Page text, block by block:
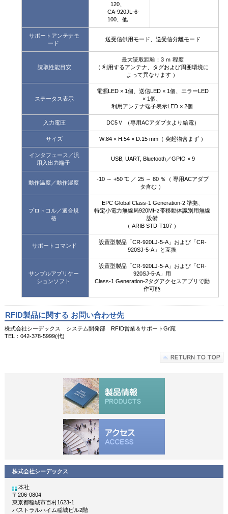
120、
CA-920JL-6-
100、他
サポートアンテナモ
ード
送受信供用モード、送受信分離モード
読取性能目安
最大読取距離：3 ｍ 程度
（ 利用するアンテナ、タグおよび周囲環境に
よって異なります ）
ステータス表示
電源LED × 1個、送信LED × 1個、エラーLED
× 1個、
利用アンテナ端子表示LED × 2個
入力電圧 DC5Ｖ （専用ACアダプタより給電）
サイズ W:84 × H:54 × D:15 mm（ 突起物含まず ）
インタフェース／汎
用入出力端子
USB, UART, Bluetooth／GPIO × 9
動作温度／動作湿度
-10 ～ +50 ℃ ／ 25 ～ 80 ％（ 専用ACアダプ
タ含む ）
プロトコル／適合規
格
EPC Global Class-1 Generation-2 準拠、
特定小電力無線局920MHz帯移動体識別用無線
設備
（ ARIB STD-T107 ）
サポートコマンド
設置型製品「CR-920LJ-5-A」および「CR-
920SJ-5-A」と互換
サンプルアプリケー
ションソフト
設置型製品「CR-920LJ-5-A」および「CR-
920SJ-5-A」用
Class-1 Generation-2タグアクセスアプリで動
作可能
RFID製品に関する お問い合わせ先
株式会社シーデックス システム開発部 RFID営業＆サポートGr宛
TEL：042-378-5999(代)
株式会社シーデックス
本社
〒206-0804
東京都稲城市百村1623-1
パストラルハイム稲城ビル2階